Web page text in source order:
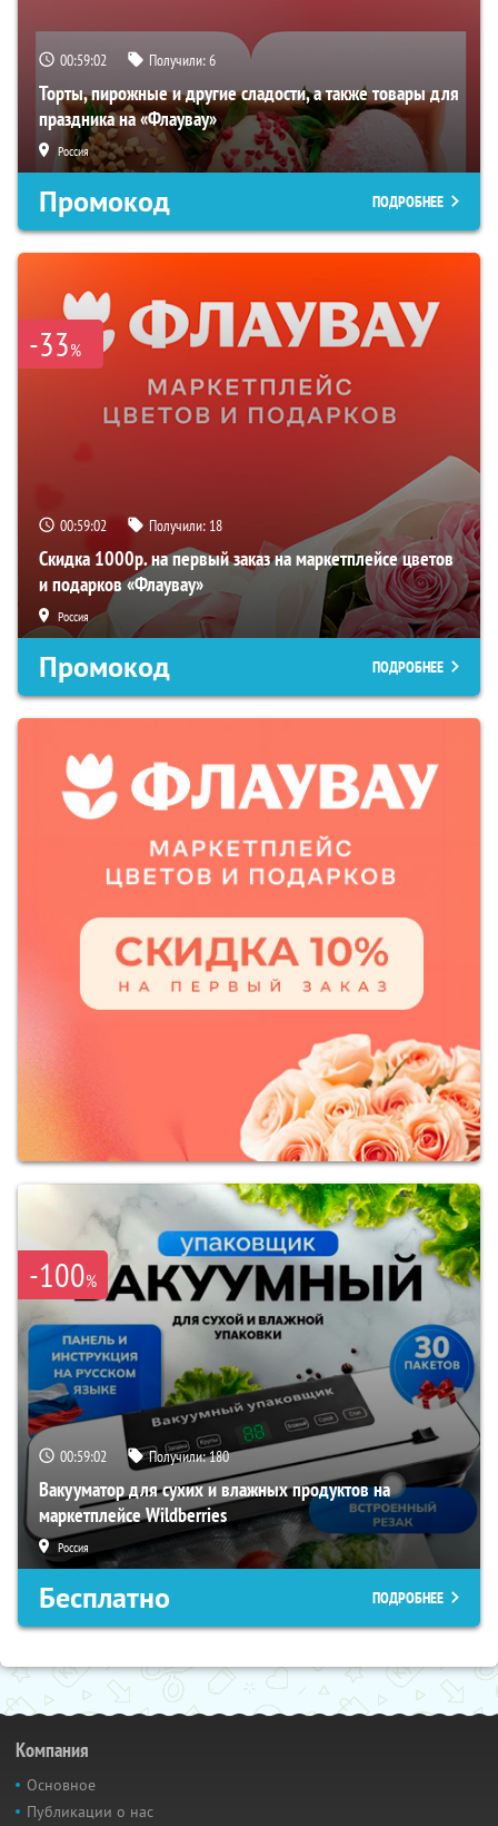
00:59:01 Получили:6
Торты, пирожные и другие сладости, а также товары для
праздника на «Флаувау»
Россия
Промокод ПОДРОБНЕЕ
-33%
00:59:01 Получили: 18
Скидка 1000р. на первый заказ на маркетплейсе цветов
и подарков «Флаувау»
Россия
Промокод ПОДРОБНЕЕ
-100%
00:59:01 Получили:180
Вакууматор для сухих и влажных продуктов на
маркетплейсе Wildberries
Россия
Бесплатно ПОДРОБНЕЕ
Компания
Основное
Публикации о нас